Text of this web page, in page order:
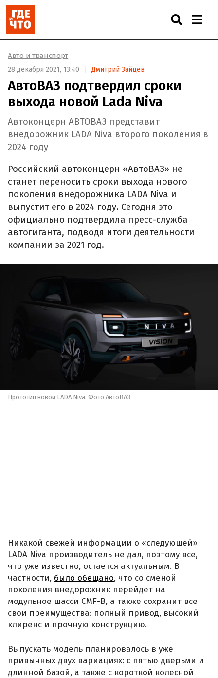
Авто и транспорт
28 декабря 2021, 13:40 Дмитрий Зайцев
АвтоВАЗ подтвердил сроки
выхода новой Lada Niva
Автоконцерн АВТОВАЗ представит
внедорожник LADA Niva второго поколения в
2024 году
Российский автоконцерн «АвтоВАЗ» не
станет переносить сроки выхода нового
поколения внедорожника LADA Niva и
выпустит его в 2024 году. Сегодня это
официально подтвердила пресс-служба
автогиганта, подводя итоги деятельности
компании за 2021 год.
Прототип новой LADA Niva. Фото АвтоВАЗ
Никакой свежей информации о «следующей»
LADA Niva производитель не дал, поэтому все,
что уже известно, остается актуальным. В
частности, было обещано, что со сменой
поколения внедорожник перейдет на
модульное шасси CMF-B, а также сохранит все
свои преимущества: полный привод, высокий
клиренс и прочную конструкцию.
Выпускать модель планировалось в уже
привычных двух вариациях: с пятью дверьми и
длинной базой, а также с короткой колесной